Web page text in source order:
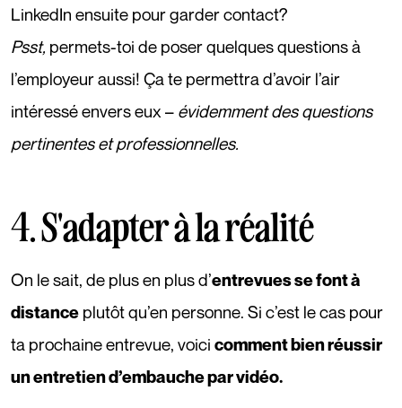
LinkedIn ensuite pour garder contact?
Psst, permets-toi de poser quelques questions à
l’employeur aussi! Ça te permettra d’avoir l’air
intéressé envers eux – évidemment des questions
pertinentes et professionnelles.
4. S'adapter à la réalité
On le sait, de plus en plus d’entrevues se font à
distance plutôt qu’en personne. Si c’est le cas pour
ta prochaine entrevue, voici comment bien réussir
un entretien d’embauche par vidéo.